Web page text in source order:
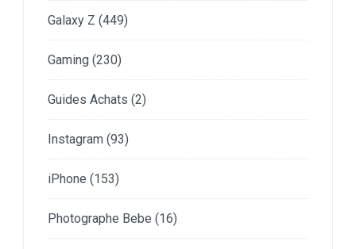
Galaxy Z (449)
Gaming (230)
Guides Achats (2)
Instagram (93)
iPhone (153)
Photographe Bebe (16)